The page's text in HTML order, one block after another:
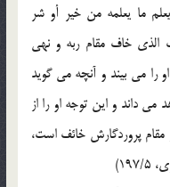
ما یعلمه من خیر أو شر
خاف مقام ربه و نهی
می بیند و آنچه می گوید
داند و این توجه او را از
پروردگارش خائف است،
5)